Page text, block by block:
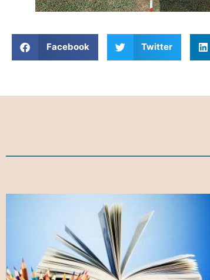
Facebook Twitter